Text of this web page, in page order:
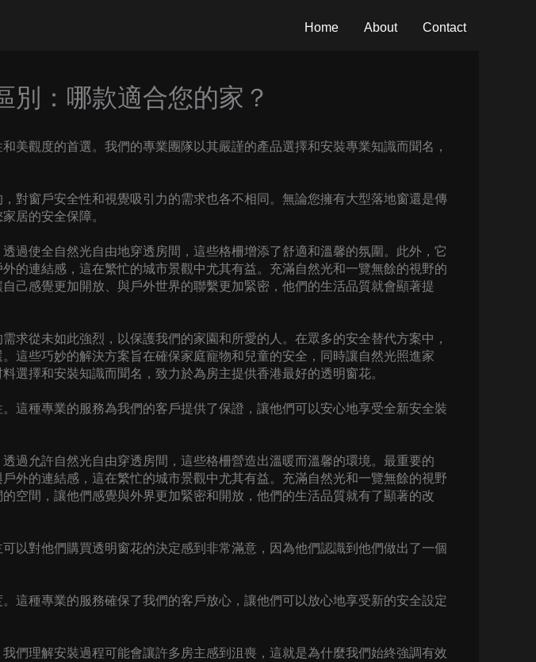
Home About Contact
別：哪款適合您的家？
美觀度的首選。我們的專業團隊以其嚴謹的產品選擇和安裝專業知識而聞名，
對窗戶安全性和視覺吸引力的需求也各不相同。無論您擁有大型落地窗還是傳
居的安全保障。
過使全自然光自由地穿透房間，這些格柵增添了舒適和溫馨的氛圍。此外，它
的連結感，這在繁忙的城市景觀中尤其有益。充滿自然光和一覽無餘的視野的
己感覺更加開放、與戶外世界的聯繫更加緊密，他們的生活品質就會顯著提
求從未如此強烈，以保護我們的家園和所愛的人。在眾多的安全替代方案中，
這些巧妙的解決方案旨在確保家庭寵物和兒童的安全，同時讓自然光照進家
選擇和安裝知識而聞名，致力於為房主提供香港最好的透明窗花。
這種專業的服務為我們的客戶提供了保證，讓他們可以安心地享受全新安全裝
過允許自然光自由穿透房間，這些格柵營造出溫暖而溫馨的環境。最重要的
外的連結感，這在繁忙的城市景觀中尤其有益。充滿自然光和一覽無餘的視野
空間，讓他們感覺與外界更加緊密和開放，他們的生活品質就有了顯著的改
以對他們購買透明窗花的決定感到非常滿意，因為他們認識到他們做出了一個
這種專業的服務確保了我們的客戶放心，讓他們可以放心地享受新的安全設定
們理解安裝過程可能會讓許多房主感到沮喪，這就是為什麼我們始終強調有效